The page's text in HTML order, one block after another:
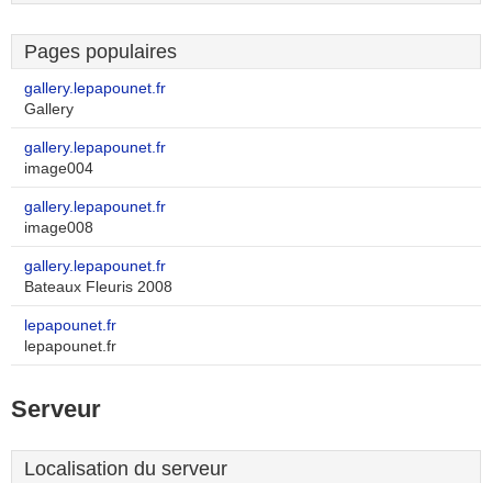
Pages populaires
gallery.lepapounet.fr
Gallery
gallery.lepapounet.fr
image004
gallery.lepapounet.fr
image008
gallery.lepapounet.fr
Bateaux Fleuris 2008
lepapounet.fr
lepapounet.fr
Serveur
Localisation du serveur